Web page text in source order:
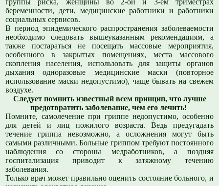
группы риска, женщины во 2-ой и 3-ем триместрах
беременности, дети, медицинские работники и работники
социальных сервисов.
В период эпидемического распространения заболеваемости
необходимо следовать вышеуказанным рекомендациям, а
также постараться не посещать массовые мероприятия,
особенного в закрытых помещениях, места массового
скопления населения, использовать для защиты органов
дыхания одноразовые медицинские маски (повторное
использование маски недопустимо), чаще бывать на свежем
воздухе.
Следует помнить известный всем принцип, что лучше
предотвратить заболевание, чем его лечить!
Помните, самолечение при гриппе недопустимо, особенно
для детей и лиц пожилого возраста. Ведь предугадать
течение гриппа невозможно, а осложнения могут быть
самыми различными. Больные гриппом требуют постоянного
наблюдения со стороны медработников, а поздняя
госпитализация приводит к затяжному течению
заболевания.
Только врач может правильно оценить состояние больного, и